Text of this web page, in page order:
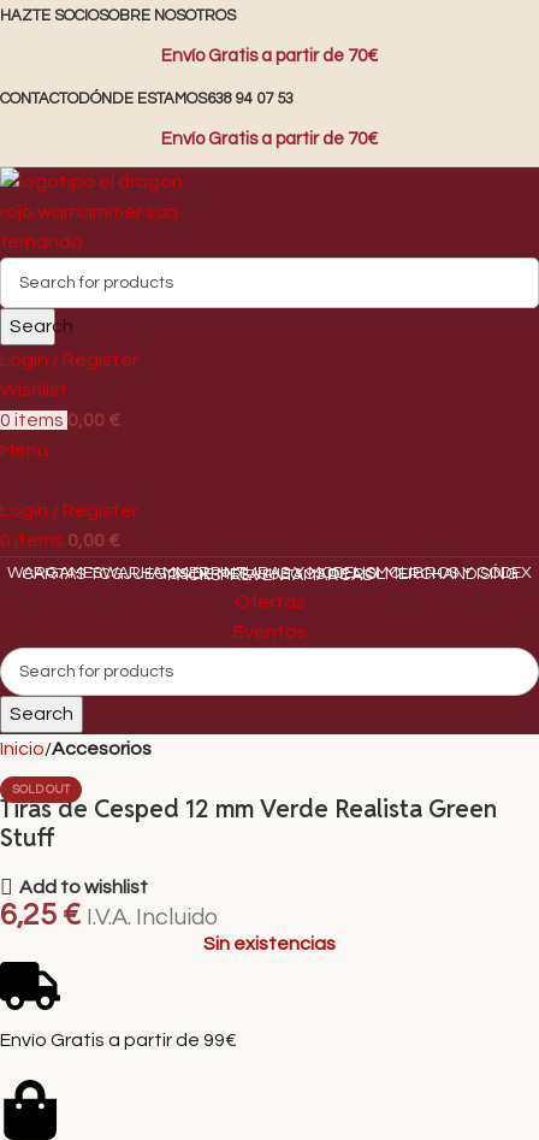
HAZTE SOCIOSOBRE NOSOTROS
Envío Gratis a partir de 70€
CONTACTODÓNDE ESTAMOS638 94 07 53
Envío Gratis a partir de 70€
Search
Login / Register
Wishlist
0 items 0,00 €
Menu
Login / Register
0 items 0,00 €
WARGAMESWARHAMMERPINTURAS Y MODELISMOLIBROS Y CÓDEX
CARTAS TCGJUEGOS DE MESAJUEGOS DE ROLMERCHANDISING
PACKSPREVENTAMARCAS
Ofertas
Eventos
Search
Inicio Accesorios
SOLD OUT
Tiras de Cesped 12 mm Verde Realista Green
Stuff
Add to wishlist
6,25 € I.V.A. Incluido
Sin existencias
Envío Gratis a partir de 99€